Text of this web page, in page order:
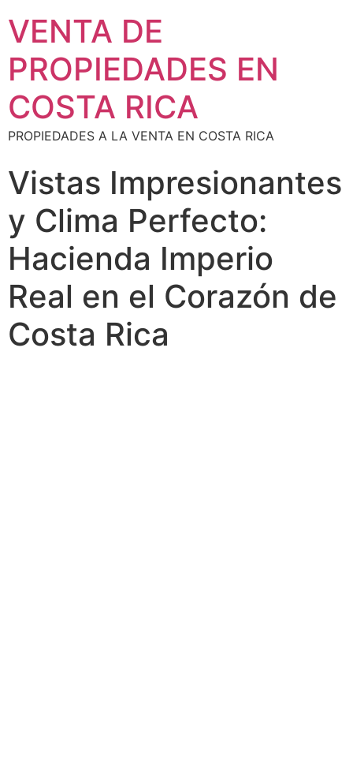
VENTA DE
PROPIEDADES EN
COSTA RICA
PROPIEDADES A LA VENTA EN COSTA RICA
Vistas Impresionantes
y Clima Perfecto:
Hacienda Imperio
Real en el Corazón de
Costa Rica